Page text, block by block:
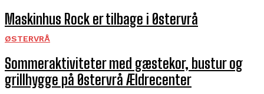
Maskinhus Rock er tilbage i Østervrå
ØSTERVRÅ
Sommeraktiviteter med gæstekor, bustur og
grillhygge på Østervrå Ældrecenter